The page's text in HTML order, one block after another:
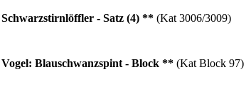
Schwarzstirnlöffler - Satz (4) ** (Kat 3006/3009)
Vogel: Blauschwanzspint - Block ** (Kat Block 97)